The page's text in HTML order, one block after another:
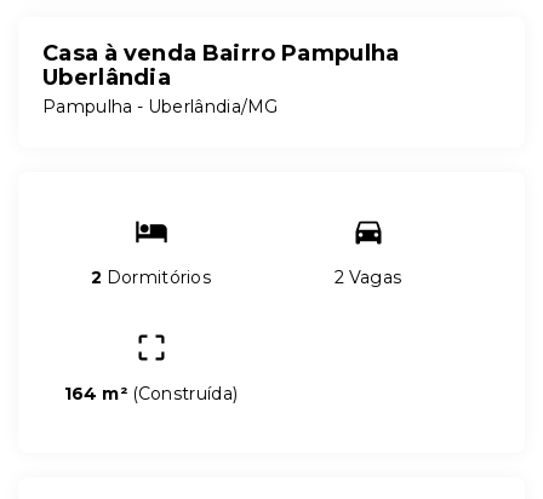
Casa à venda Bairro Pampulha
Uberlândia
Pampulha - Uberlândia/MG
2 Dormitórios 2 Vagas
164 m² (Construída)